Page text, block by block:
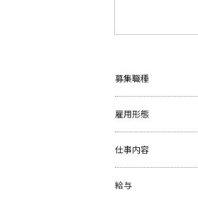
募集職種
雇用形態
仕事内容
給与